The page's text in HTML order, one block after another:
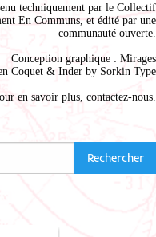
techniquement par le Collectif
En Communs , et édité par une
communauté ouverte.
Conception graphique : Mirages
Coquet & Inder by Sorkin Type
en savoir plus, contactez-nous